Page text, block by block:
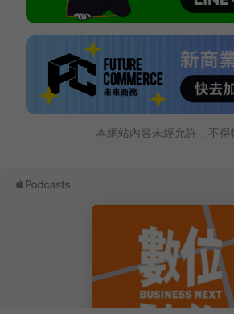
本網站內容未經允許，不得